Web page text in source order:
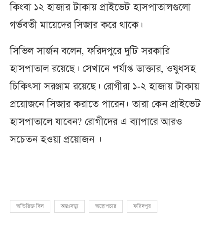
কিংবা ১২ হাজার টাকায় প্রাইভেট হাসপাতালগুলো
গর্ভবতী মায়েদের সিজার করে থাকে।
সিভিল সার্জন বলেন, ফরিদপুরে দুটি সরকারি
হাসপাতাল রয়েছে। সেখানে পর্যাপ্ত ডাক্তার, ওষুধসহ
চিকিৎসা সরঞ্জাম রয়েছে। রোগীরা ১-২ হাজায় টাকায়
প্রয়োজনে সিজার করাতে পারেন। তারা কেন প্রাইভেট
হাসপাতালে যাবেন? রোগীদের এ ব্যাপারে আরও
সচেতন হওয়া প্রয়োজন ।
অতিরিক্ত বিল অন্তঃসত্ত্বা অস্ত্রোপচার ফরিদপুর